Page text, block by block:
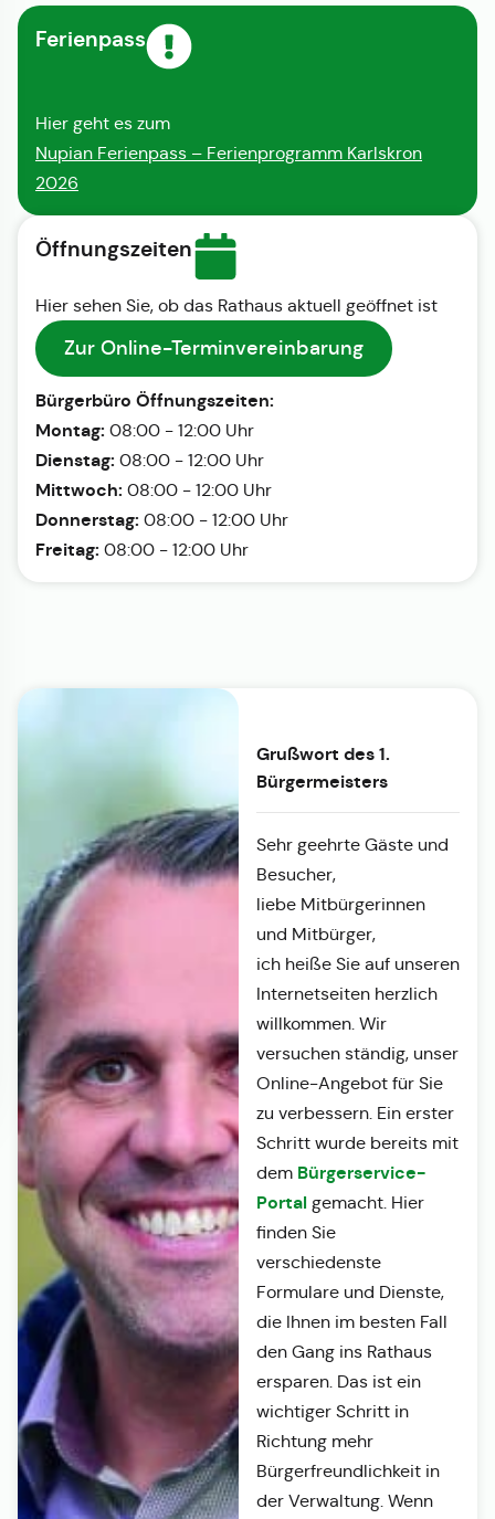
Ferienpass
Hier geht es zum
Nupian Ferienpass – Ferienprogramm Karlskron
2026
Öffnungszeiten
Hier sehen Sie, ob das Rathaus aktuell geöffnet ist
Zur Online-Terminvereinbarung
Bürgerbüro Öffnungszeiten:
Montag: 08:00 - 12:00 Uhr
Dienstag: 08:00 - 12:00 Uhr
Mittwoch: 08:00 - 12:00 Uhr
Donnerstag: 08:00 - 12:00 Uhr
Freitag: 08:00 - 12:00 Uhr
Grußwort des 1.
Bürgermeisters
Sehr geehrte Gäste und
Besucher,
liebe Mitbürgerinnen
und Mitbürger,
ich heiße Sie auf unseren
Internetseiten herzlich
willkommen. Wir
versuchen ständig, unser
Online-Angebot für Sie
zu verbessern. Ein erster
Schritt wurde bereits mit
dem Bürgerservice-
Portalgemacht. Hier
finden Sie
verschiedenste
Formulare und Dienste,
die Ihnen im besten Fall
den Gang ins Rathaus
ersparen. Das ist ein
wichtiger Schritt in
Richtung mehr
Bürgerfreundlichkeit in
der Verwaltung. Wenn